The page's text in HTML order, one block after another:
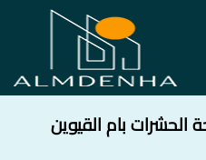
بام القيوين